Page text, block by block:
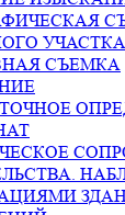
УЧАСТКА
СЪЕМКА​